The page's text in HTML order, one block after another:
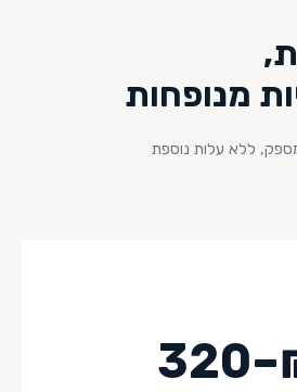
מנופחות
ללא עלות נוספת